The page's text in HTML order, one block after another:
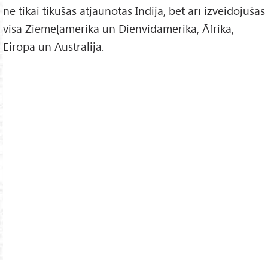
ne tikai tikušas atjaunotas Indijā, bet arī izveidojušās
visā Ziemeļamerikā un Dienvidamerikā, Āfrikā,
Eiropā un Austrālijā.